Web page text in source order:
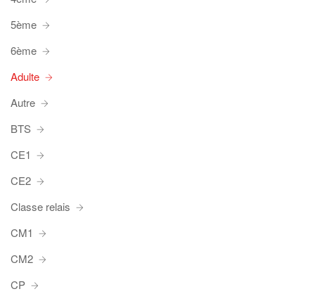
5ème
6ème
Adulte
Autre
BTS
CE1
CE2
Classe relais
CM1
CM2
CP